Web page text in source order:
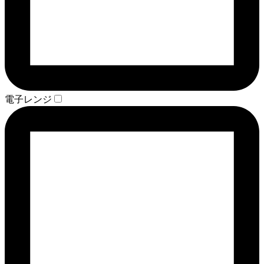
電子レンジ